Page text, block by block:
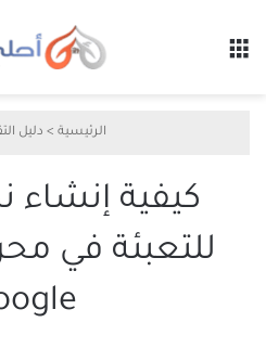
الرئيسية > دليل
كيفية إنشاء
للتعبئة في